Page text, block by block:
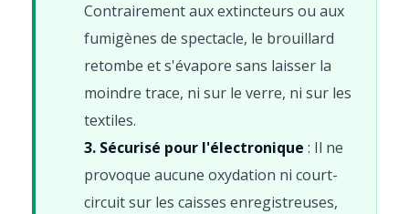
Contrairement aux extincteurs ou aux
fumigènes de spectacle, le brouillard
retombe et s'évapore sans laisser la
moindre trace, ni sur le verre, ni sur les
textiles.
3. Sécurisé pour l'électronique : Il ne
provoque aucune oxydation ni court-
circuit sur les caisses enregistreuses,